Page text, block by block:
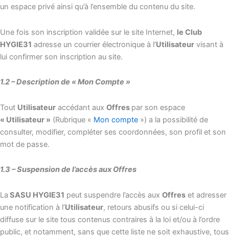
un espace privé ainsi qu’à l’ensemble du contenu du site.
Une fois son inscription validée sur le site Internet, le Club
HYGIE31 adresse un courrier électronique à l’Utilisateur visant à
lui confirmer son inscription au site.
1.2 – Description de « Mon Compte »
Tout Utilisateur accédant aux Offres par son espace
« Utilisateur » (Rubrique « Mon compte ») a la possibilité de
consulter, modifier, compléter ses coordonnées, son profil et son
mot de passe.
1.3 – Suspension de l’accès aux Offres
La SASU HYGIE31 peut suspendre l’accès aux Offres et adresser
une notification à l’Utilisateur, retours abusifs ou si celui-ci
diffuse sur le site tous contenus contraires à la loi et/ou à l’ordre
public, et notamment, sans que cette liste ne soit exhaustive, tous